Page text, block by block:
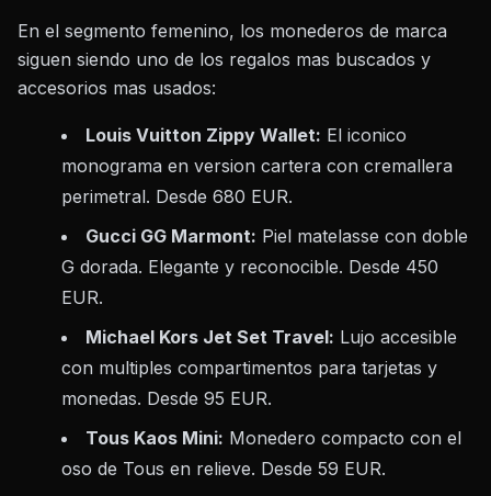
En el segmento femenino, los monederos de marca
siguen siendo uno de los regalos mas buscados y
accesorios mas usados:
Louis Vuitton Zippy Wallet: El iconico
monograma en version cartera con cremallera
perimetral. Desde 680 EUR.
Gucci GG Marmont: Piel matelasse con doble
G dorada. Elegante y reconocible. Desde 450
EUR.
Michael Kors Jet Set Travel: Lujo accesible
con multiples compartimentos para tarjetas y
monedas. Desde 95 EUR.
Tous Kaos Mini: Monedero compacto con el
oso de Tous en relieve. Desde 59 EUR.